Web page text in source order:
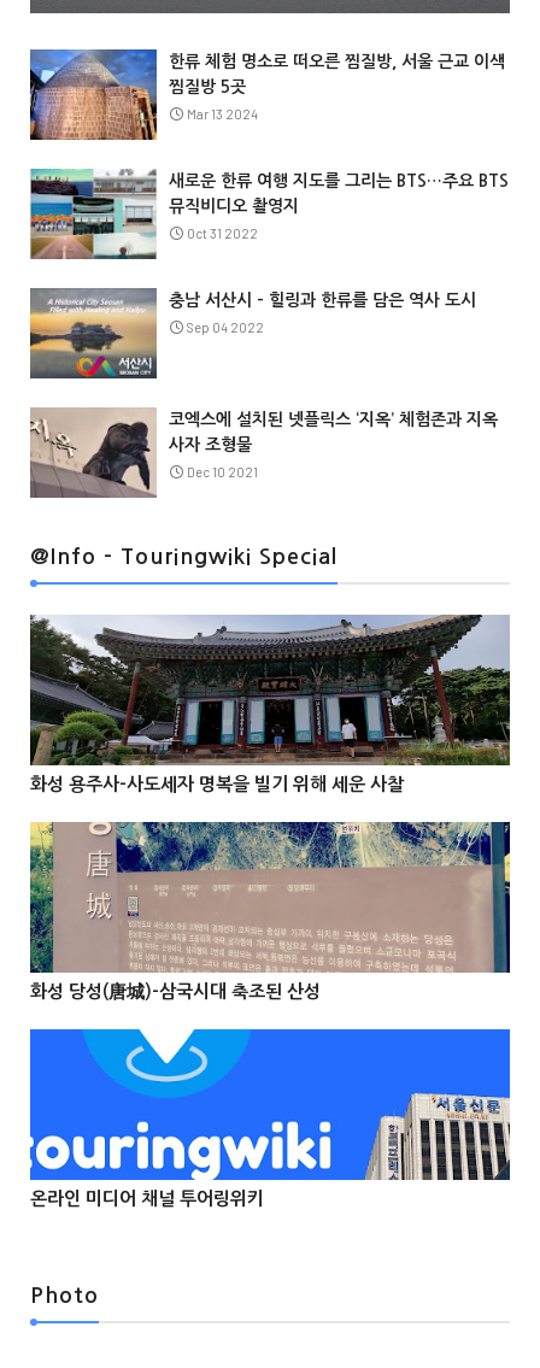
한류 체험 명소로 떠오른 찜질방, 서울 근교 이색
찜질방 5곳
Mar 13 2024
새로운 한류 여행 지도를 그리는 BTS…주요 BTS
뮤직비디오 촬영지
Oct 31 2022
충남 서산시 – 힐링과 한류를 담은 역사 도시
Sep 04 2022
코엑스에 설치된 넷플릭스 ‘지옥’ 체험존과 지옥
사자 조형물
Dec 10 2021
@Info - Touringwiki Special
 

@Info
화성 용주사-사도세자 명복을 빌기 위해 세운 사찰
 

@Info
화성 당성(唐城)-삼국시대 축조된 산성
 

@Info
온라인 미디어 채널 투어링위키
Photo